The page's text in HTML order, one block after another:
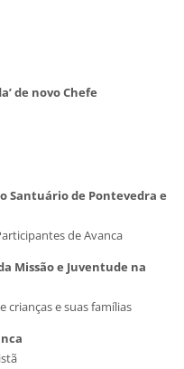
de novo Chefe
Santuário de Pontevedra e
de Avanca
Missão e Juventude na
crianças e suas famílias